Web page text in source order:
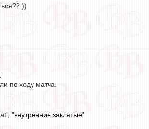
))
по ходу матча.
"внутренние заклятые"